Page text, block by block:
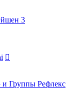
3
Группы Рефлекс